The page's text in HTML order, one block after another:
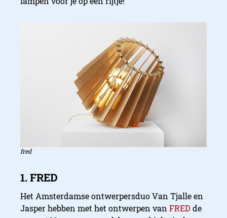
fred
Het Amsterdamse ontwerpersduo Van Tjalle en
Jasper hebben met het ontwerpen van FRED de